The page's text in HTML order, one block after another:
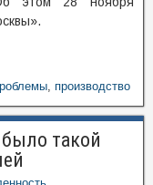
, производство
такой